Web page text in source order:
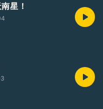
星！